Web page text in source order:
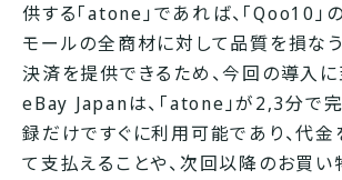
供する「atone」であれば、「Qoo10」
モールの全商材に対して品質を損な
決済を提供できるため、今回の導入に
eBay Japanは、「atone」が2,3分で
録だけですぐに利用可能であり、代金
て支払えることや、次回以降のお買い